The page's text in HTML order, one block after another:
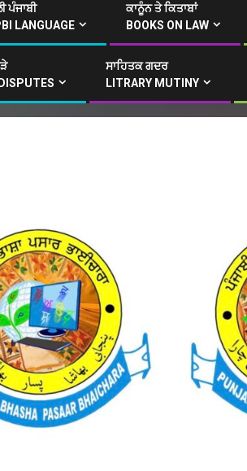
ਪੰਜਾਬੀ
LANGUAGE
ਕਾਨੂੰਨ ਤੇ ਕਿਤਾਬਾਂ
BOOKS ON LAW
ਸਾਹਿਤਕ ਗਦਰ
LITRARY MUTINY